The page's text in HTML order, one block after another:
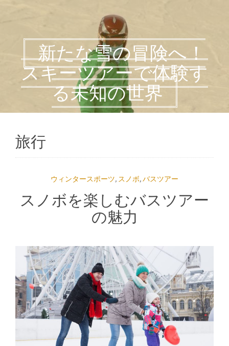
新たな雪の冒険へ！
スキーツアーで体験す
る未知の世界
旅行
ウィンタースポーツ, スノボ,バスツアー
スノボを楽しむバスツアー
の魅力